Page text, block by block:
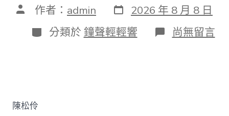
文 作者： admin 發
表
日
期
2026 年 8 月 8 日
分
類
分類於 鐘聲輕輕響 在
〈陳
尚無留言
陳松伶